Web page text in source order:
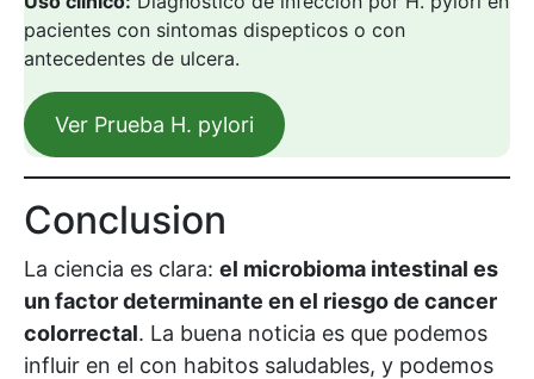
pacientes con sintomas dispepticos o con
antecedentes de ulcera.
Ver Prueba H. pylori
Conclusion
La ciencia es clara: el microbioma intestinal es
un factor determinante en el riesgo de cancer
colorrectal. La buena noticia es que podemos
influir en el con habitos saludables, y podemos